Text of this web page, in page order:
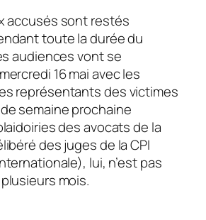
accusés sont restés
toute la durée du
audiences vont se
16 mai avec les
représentants des victimes
semaine prochaine
des avocats de la
des juges de la CPI
lui, n’est pas
mois.